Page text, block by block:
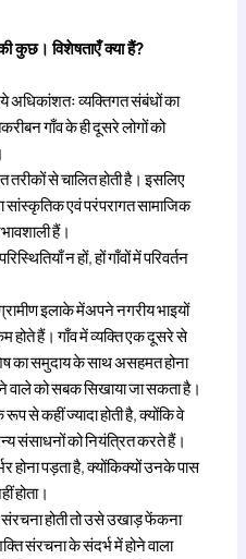
कुछ। विशेषताएँ क्या हैं?
ये अधिकांशतः व्यक्तिगत संबंधों का
गाँव के ही दूसरे लोगों को
तरीकों से चालित होती है। इसलिए
एवं परंपरागत सामाजिक
हैं।
न हों, हों गाँवों में परिवर्तन
इलाके मेंअपने नगरीय भाइयों
होते हैं। गाँव में व्यक्ति एक दूसरे से
का समुदाय के साथ असहमत होना
को सबक सिखाया जा सकता है।
रूप से कहीं ज्यादा होती है, क्योंकि वे
संसाधनों को नियंत्रित करते हैं।
होना पड़ता है, क्योंकिक्यों उनके पास
होता।
होती तो उसे उखाड़ फेंकना
संरचना के संदर्भ में होने वाला